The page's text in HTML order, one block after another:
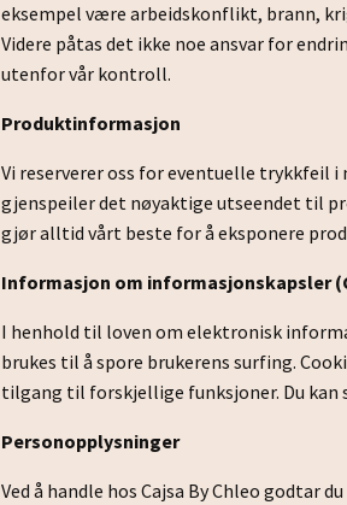
eksempel være arbeidskonflikt, brann,
Videre påtas det ikke noe ansvar for
utenfor vår kontroll.
Produktinformasjon
Vi reserverer oss for eventuelle trykkfeil
gjenspeiler det nøyaktige utseendet til
gjør alltid vårt beste for å eksponere
Informasjon om informasjonskapsler
I henhold til loven om elektronisk
brukes til å spore brukerens surfing.
tilgang til forskjellige funksjoner. Du
Personopplysninger
Ved å handle hos Cajsa By Chleo godtar